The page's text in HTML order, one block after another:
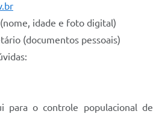
idade e foto digital)
(documentos pessoais)
para o controle populacional de